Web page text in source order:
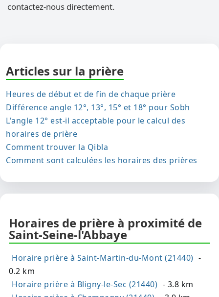
contactez-nous directement.
Articles sur la prière
Heures de début et de fin de chaque prière
Différence angle 12°, 13°, 15° et 18° pour Sobh
L'angle 12° est-il acceptable pour le calcul des
horaires de prière
Comment trouver la Qibla
Comment sont calculées les horaires des prières
Horaires de prière à proximité de
Saint-Seine-l'Abbaye
Horaire prière à Saint-Martin-du-Mont (21440) -
0.2 km
Horaire prière à Bligny-le-Sec (21440) - 3.8 km